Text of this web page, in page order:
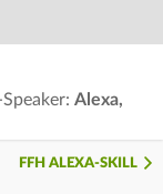
Alexa,
FFH ALEXA-SKILL